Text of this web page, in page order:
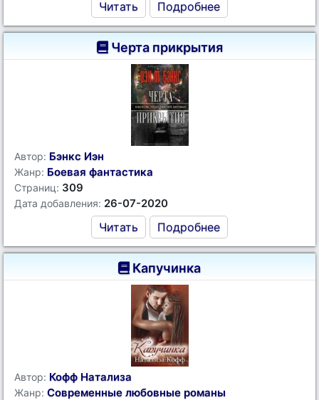
Читать Подробнее
Черта прикрытия
Автор: Бэнкс Иэн
Жанр: Боевая фантастика
Страниц: 309
Дата добавления: 26-07-2020
Читать Подробнее
Капучинка
Автор: Кофф Натализа
Жанр: Современные любовные романы